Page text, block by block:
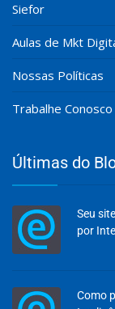
Siefor
Aulas de Mkt
Nossas Políticas
Trabalhe Conosco
Últimas do
Seu
por
Como